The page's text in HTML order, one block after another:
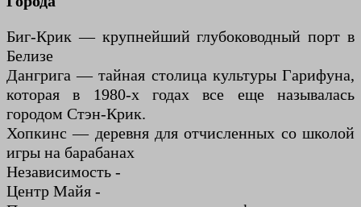
Биг-Крик — крупнейший глубоководный порт в
Белизе
Дангрига — тайная столица культуры Гарифуна,
которая в 1980-х годах все еще называлась
городом Стэн-Крик.
Хопкинс — деревня для отчисленных со школой
игры на барабанах
Независимость -
Центр Майя -